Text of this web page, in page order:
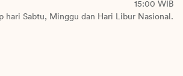
15:00 WIB
hari Sabtu, Minggu dan Hari Libur Nasional.